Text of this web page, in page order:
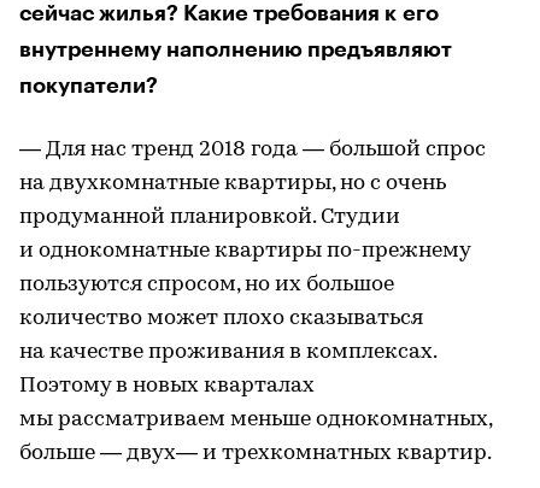
сейчас жилья? Какие требования к его
внутреннему наполнению предъявляют
покупатели?
— Для нас тренд 2018 года — большой спрос
на двухкомнатные квартиры, но с очень
продуманной планировкой. Студии
и однокомнатные квартиры по-прежнему
пользуются спросом, но их большое
количество может плохо сказываться
на качестве проживания в комплексах.
Поэтому в новых кварталах
мы рассматриваем меньше однокомнатных,
больше — двух— и трехкомнатных квартир.